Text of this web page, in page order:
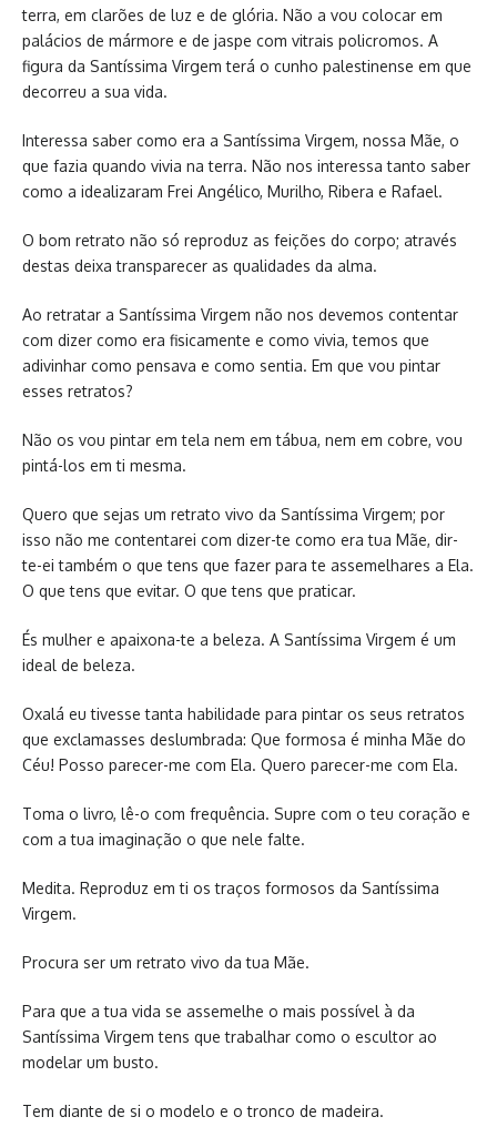
terra, em clarões de luz e de glória. Não a vou colocar em
palácios de mármore e de jaspe com vitrais policromos. A
figura da Santíssima Virgem terá o cunho palestinense em que
decorreu a sua vida.
Interessa saber como era a Santíssima Virgem, nossa Mãe, o
que fazia quando vivia na terra. Não nos interessa tanto saber
como a idealizaram Frei Angélico, Murilho, Ribera e Rafael.
O bom retrato não só reproduz as feições do corpo; através
destas deixa transparecer as qualidades da alma.
Ao retratar a Santíssima Virgem não nos devemos contentar
com dizer como era fisicamente e como vivia, temos que
adivinhar como pensava e como sentia. Em que vou pintar
esses retratos?
Não os vou pintar em tela nem em tábua, nem em cobre, vou
pintá-los em ti mesma.
Quero que sejas um retrato vivo da Santíssima Virgem; por
isso não me contentarei com dizer-te como era tua Mãe, dir-
te-ei também o que tens que fazer para te assemelhares a Ela.
O que tens que evitar. O que tens que praticar.
És mulher e apaixona-te a beleza. A Santíssima Virgem é um
ideal de beleza.
Oxalá eu tivesse tanta habilidade para pintar os seus retratos
que exclamasses deslumbrada: Que formosa é minha Mãe do
Céu! Posso parecer-me com Ela. Quero parecer-me com Ela.
Toma o livro, lê-o com frequência. Supre com o teu coração e
com a tua imaginação o que nele falte.
Medita. Reproduz em ti os traços formosos da Santíssima
Virgem.
Procura ser um retrato vivo da tua Mãe.
Para que a tua vida se assemelhe o mais possível à da
Santíssima Virgem tens que trabalhar como o escultor ao
modelar um busto.
Tem diante de si o modelo e o tronco de madeira.